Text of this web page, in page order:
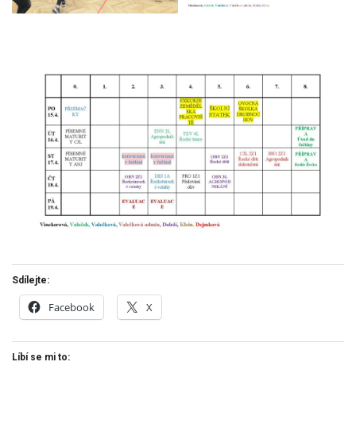
Sdílejte:
Facebook X
Líbí se mi to: